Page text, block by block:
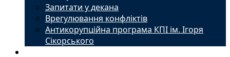
Запитати у декана
Врегулювання конфліктів
Антикорупційна програма КПІ ім. Ігоря
Сікорського